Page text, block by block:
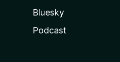
Bluesky
Podcast